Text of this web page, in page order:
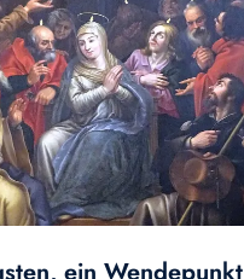
ein Wendepunkt